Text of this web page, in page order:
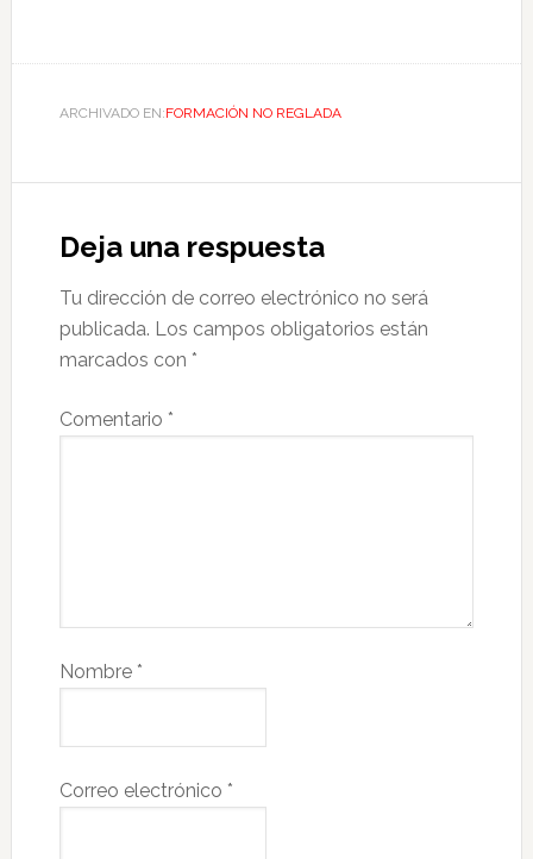
ARCHIVADO EN:FORMACIÓN NO REGLADA
Deja una respuesta
Tu dirección de correo electrónico no será
publicada. Los campos obligatorios están
marcados con *
Comentario *
Nombre *
Correo electrónico *